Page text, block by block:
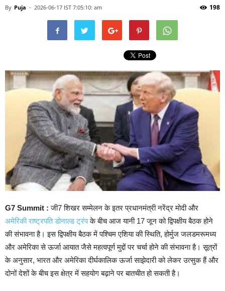
By Puja - 2026-06-17 IST 7:05:10: am 198
G7 Summit : जी7 शिखर सम्मेलन के इतर प्रधानमंत्री नरेंद्र मोदी और
अमेरिकी राष्ट्रपति डोनाल्ड ट्रंपके बीच आज यानी 17 जून को द्विपक्षीय बैठक होने
की संभावना है। इस द्विपक्षीय बैठक में पश्चिम एशिया की स्थिति, होर्मुज जलडमरूमध्य
और अमेरिका से ऊर्जा आयात जैसे महत्वपूर्ण मुद्दों पर चर्चा होने की संभावना है। सूत्रों
के अनुसार, भारत और अमेरिका दीर्घकालिक ऊर्जा साझेदारी को लेकर उत्सुक हैं और
दोनों देशों के बीच इस क्षेत्र में सहयोग बढ़ाने पर बातचीत हो सकती है।